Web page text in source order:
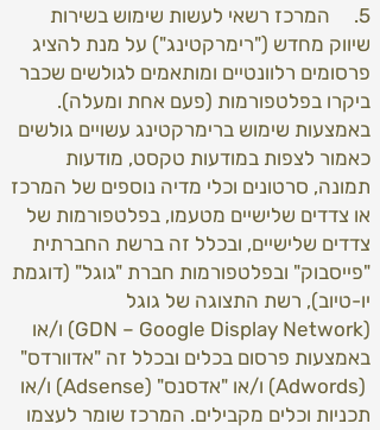
5. המרכז רשאי לעשות שימוש בשירות
שיווק מחדש ("רימרקטינג") על מנת להציג
פרסומים רלוונטיים ומותאמים לגולשים שכבר
ביקרו בפלטפורמות (פעם אחת ומעלה).
באמצעות שימוש ברימרקטינג עשויים גולשים
כאמור לצפות במודעות טקסט, מודעות
תמונה, סרטונים וכלי מדיה נוספים של המרכז
או צדדים שלישיים מטעמו, בפלטפורמות של
צדדים שלישיים, ובכלל זה ברשת החברתית
"פייסבוק" ובפלטפורמות חברת "גוגל" (דוגמת
יו-טיוב), רשת התצוגה של גוגל
(GDN – Google Display Network) ו/או
באמצעות פרסום בכלים ובכלל זה "אדוורדס"
(Adwords) ו/או "אדסנס" (Adsense) ו/או
תכניות וכלים מקבילים. המרכז שומר לעצמו